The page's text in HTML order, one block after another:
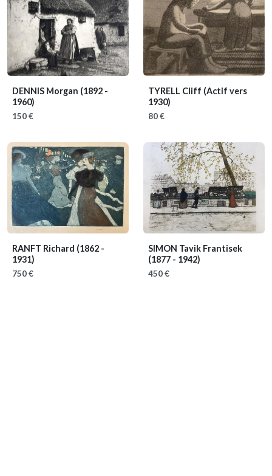
DENNIS Morgan (1892 -
1960)
150 €
TYRELL Cliff (Actif vers
1930)
80 €
RANFT Richard (1862 -
1931)
750 €
SIMON Tavik Frantisek
(1877 - 1942)
450 €